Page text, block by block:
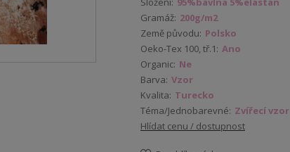
Gramáž: 200g/m2
Země původu: Polsko
Oeko-Tex 100, tř.1: Ano
Organic: Ne
Barva: Vzor
Kvalita: Turecko
Téma/Jednobarevné: Zvířecí vzor
Hlídat cenu / dostupnost